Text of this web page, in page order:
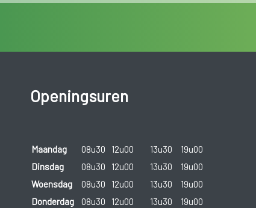
Openingsuren
Maandag 08u30 12u00 13u30
19u00
Dinsdag
08u30 12u00 13u30
19u00
Woensdag
08u30 12u00 13u30
19u00
Donderdag
08u30 12u00 13u30
19u00